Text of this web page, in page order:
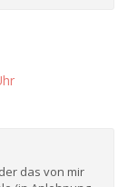
das von mir